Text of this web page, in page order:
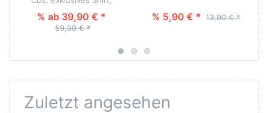
& Sticker!
% ab 39,90 € *
59,90 € *
% 5,90 € * 13,90 € *
Zuletzt angesehen